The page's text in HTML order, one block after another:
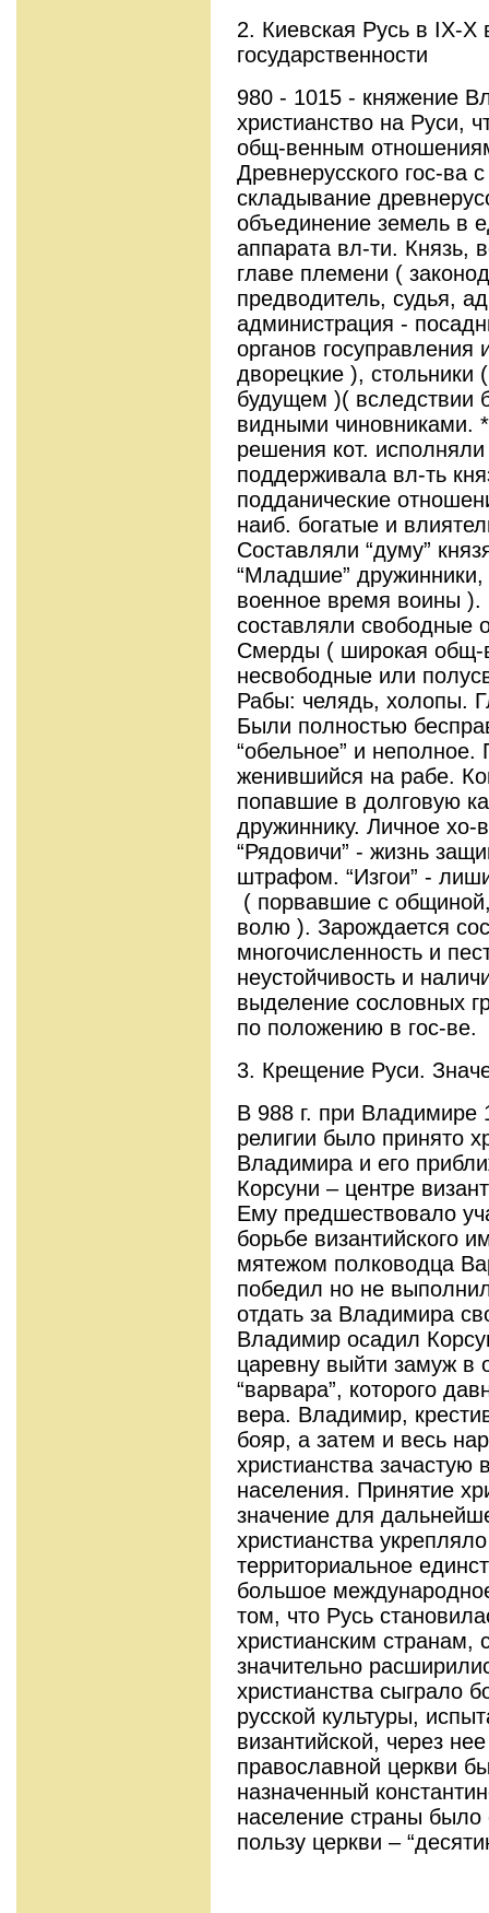
2. Киевская Русь в IX-X
государственности
980 - 1015 - княжение
христианство на Руси,
общ-венным
Древнерусского гос-ва
складывание
объединение земель в
аппарата вл-ти. Князь,
главе племени (
предводитель, судья,
администрация -
органов госуправления
дворецкие ),
будущем )( вследствии
видными чиновниками.
решения кот.
поддерживала вл-ть
подданические
наиб. богатые и
Составляли “думу”
“Младшие” дружинники,
военное время воины
составляли свободные
Смерды ( широкая общ-
несвободные или
Рабы: челядь, холопы.
Были полностью
“обельное” и
женившийся на рабе.
попавшие в долговую
дружиннику. Личное хо-
“Рядовичи” - жизнь
штрафом. “Изгои” -
( порвавшие с
волю ). Зарождается
многочисленность и
неустойчивость и
выделение сословных
по положению в гос-ве.
3. Крещение Руси.
В 988 г. при Владимире
религии было принято
Владимира и его
Корсуни – центре
Ему предшествовало
борьбе византийского
мятежом полководца
победил но не
отдать за Владимира
Владимир осадил
царевну выйти замуж в
“варвара”, которого
вера. Владимир,
бояр, а затем и весь
христианства зачастую
населения. Принятие
значение для
христианства
территориальное
большое
том, что Русь
христианским странам,
значительно
христианства сыграло
русской культуры,
византийской, через
православной церкви
назначенный
население страны было
пользу церкви –